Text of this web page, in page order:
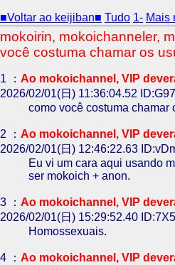
■Voltar ao keijiban■ Tudo 1- Mais
mokoirin, mokoichanneler,
você costuma chamar os
1 ： Ao mokoichannel, VIP
2026/02/01(日) 11:36:04.52
como você costuma chamar
2 ： Ao mokoichannel, VIP
2026/02/01(日) 12:46:22.63
Eu vi um cara aqui usando
ser mokoich + anon.
3 ： Ao mokoichannel, VIP
2026/02/01(日) 15:29:52.40
Homossexuais.
4 ： Ao mokoichannel, VIP